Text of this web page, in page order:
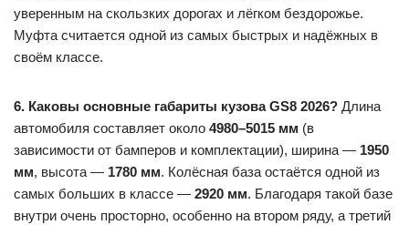
уверенным на скользких дорогах и лёгком бездорожье.
Муфта считается одной из самых быстрых и надёжных в
своём классе.
6. Каковы основные габариты кузова GS8 2026? Длина
автомобиля составляет около 4980–5015 мм (в
зависимости от бамперов и комплектации), ширина — 1950
мм, высота — 1780 мм. Колёсная база остаётся одной из
самых больших в классе — 2920 мм. Благодаря такой базе
внутри очень просторно, особенно на втором ряду, а третий